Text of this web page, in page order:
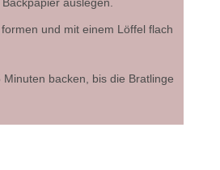
und mit einem Löffel flach
Minuten backen, bis die Bratlinge